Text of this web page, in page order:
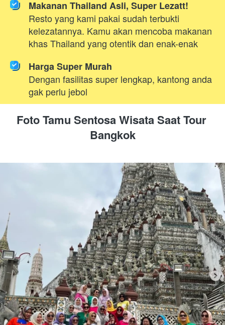
Makanan Thailand Asli, Super Lezatt!
Resto yang kami pakai sudah terbukti
kelezatannya. Kamu akan mencoba makanan
khas Thailand yang otentik dan enak-enak
Harga Super Murah
Dengan fasilitas super lengkap, kantong anda
gak perlu jebol
Foto Tamu Sentosa Wisata Saat Tour
Bangkok